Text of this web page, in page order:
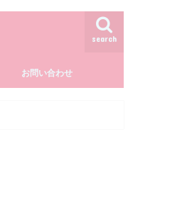
search
お問い合わせ